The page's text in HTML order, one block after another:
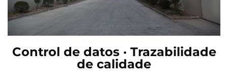
Control de datos · Trazabilidade
de calidade